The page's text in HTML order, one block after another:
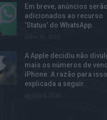
Em breve, anúncios serão
adicionados ao recurso
‘Status’ do WhatsApp.
julho 30, 2025
A Apple decidiu não
mais os números de
iPhone. A razão para
explicada a seguir.
agosto 4, 2025